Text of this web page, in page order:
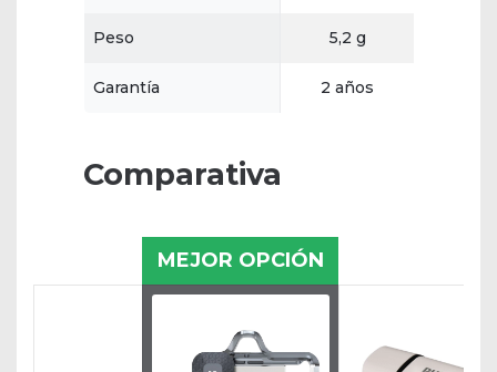
Peso 5,2 g
Garantía 2 años
Comparativa
MEJOR OPCIÓN